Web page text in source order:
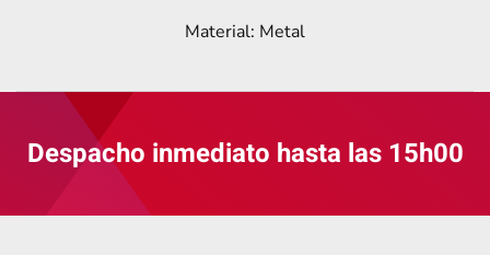
Material: Metal
Despacho inmediato hasta las 15h00